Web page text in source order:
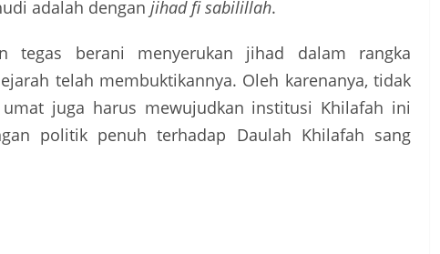
adalah dengan jihad fi sabilillah.
tegas berani menyerukan jihad dalam rangka
telah membuktikannya. Oleh karenanya, tidak
juga harus mewujudkan institusi Khilafah ini
politik penuh terhadap Daulah Khilafah sang